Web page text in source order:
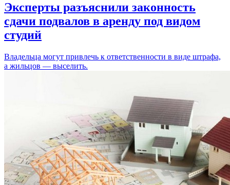
Эксперты разъяснили законность
сдачи подвалов в аренду под видом
студий
Владельца могут привлечь к ответственности в виде штрафа,
а жильцов — выселить.